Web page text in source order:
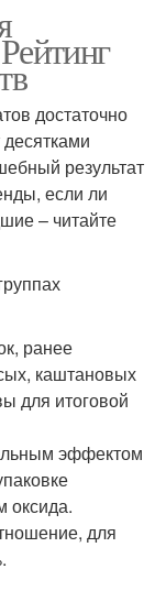
достаточно
результат
если ли
– читайте
ранее
каштановых
для итоговой
эффектом
оксида.
для